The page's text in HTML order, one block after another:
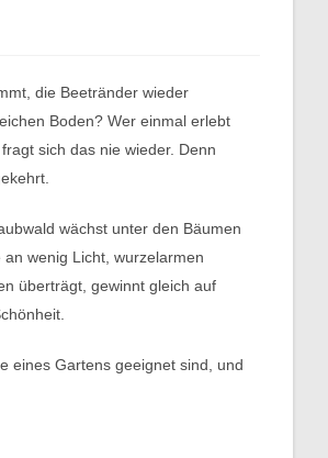
die Beetränder wieder
Boden? Wer einmal erlebt
sich das nie wieder. Denn
wächst unter den Bäumen
wenig Licht, wurzelarmen
überträgt, gewinnt gleich auf
eines Gartens geeignet sind, und